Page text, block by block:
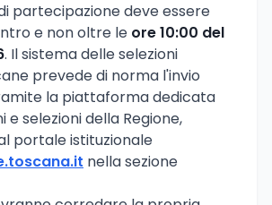
partecipazione deve essere
e non oltre le ore 10:00 del
. Il sistema delle selezioni
prevede di norma l'invio
la piattaforma dedicata
e selezioni della Regione,
portale istituzionale
nella sezione